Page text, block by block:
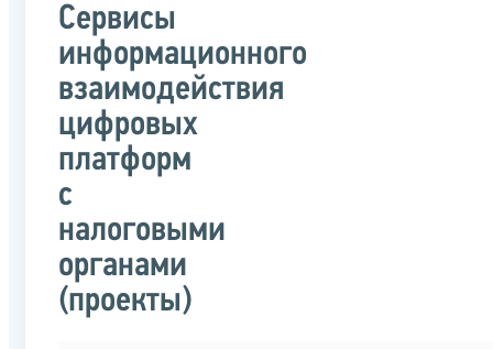
Сервисы
информационного
взаимодействия
цифровых
платформ
с
налоговыми
органами
(проекты)